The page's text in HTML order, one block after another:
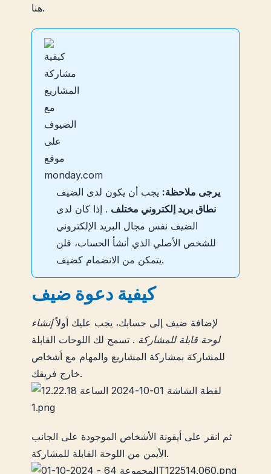
هنا.
يرجى ملاحظة: يجب أن يكون لدى الضيف
نطاق بريد إلكتروني مختلف . إذا كان لدى
الضيف نفس مجال البريد الإلكتروني
للشخص الأصلي الذي أنشأ الحساب، فلن
يتمكن من الانضمام كضيف.
كيفية دعوة ضيف
لإضافة ضيف إلى حسابك، يجب عليك أولاًإنشاء
لوحة قابلة للمشاركة . تسمح لك اللوحات القابلة
للمشاركة بمشاركة المشاريع والمهام مع أشخاص
خارج فريقك.
ثم انقر على أيقونة الأشخاص الموجودة على الجانب
الأيمن من اللوحة القابلة للمشاركة.